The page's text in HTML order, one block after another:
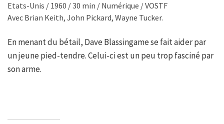
Etats-Unis / 1960 / 30 min / Numérique / VOSTF
Avec Brian Keith, John Pickard, Wayne Tucker.
En menant du bétail, Dave Blassingame se fait aider par
un jeune pied-tendre. Celui-ci est un peu trop fasciné par
son arme.